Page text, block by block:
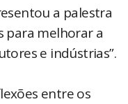
a palestra
para melhorar a
e indústrias”.
entre os